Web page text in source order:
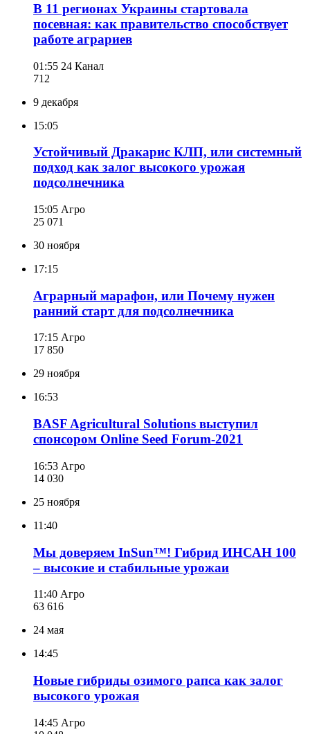
В 11 регионах Украины стартовала
посевная: как правительство способствует
работе аграриев
01:55 24 Канал
712
9 декабря
15:05
Устойчивый Дракарис КЛП, или системный
подход как залог высокого урожая
подсолнечника
15:05 Агро
25 071
30 ноября
17:15
Аграрный марафон, или Почему нужен
ранний старт для подсолнечника
17:15 Агро
17 850
29 ноября
16:53
BASF Agricultural Solutions выступил
спонсором Online Seed Forum-2021
16:53 Агро
14 030
25 ноября
11:40
Мы доверяем InSun™! Гибрид ИНСАН 100
– высокие и стабильные урожаи
11:40 Агро
63 616
24 мая
14:45
Новые гибриды озимого рапса как залог
высокого урожая
14:45 Агро